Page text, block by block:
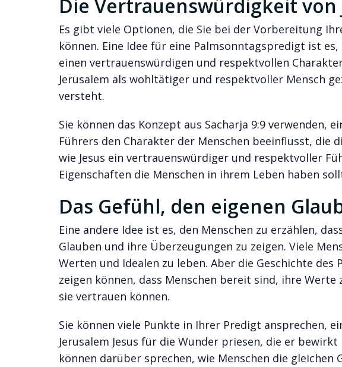
Die Vertrauenswürdigkeit von
Es gibt viele Optionen, die Sie bei der Vorbereitung
können. Eine Idee für eine Palmsonntagspredigt ist
einen vertrauenswürdigen und respektvollen
Jerusalem als wohltätiger und respektvoller Mensch
versteht.
Sie können das Konzept aus Sacharja 9:9 verwenden,
Führers den Charakter der Menschen beeinflusst, die
wie Jesus ein vertrauenswürdiger und respektvoller
Eigenschaften die Menschen in ihrem Leben haben
Das Gefühl, den eigenen
Eine andere Idee ist es, den Menschen zu erzählen,
Glauben und ihre Überzeugungen zu zeigen. Viele
Werten und Idealen zu leben. Aber die Geschichte des
zeigen können, dass Menschen bereit sind, ihre
sie vertrauen können.
Sie können viele Punkte in Ihrer Predigt ansprechen,
Jerusalem Jesus für die Wunder priesen, die er
können darüber sprechen, wie Menschen die gleichen